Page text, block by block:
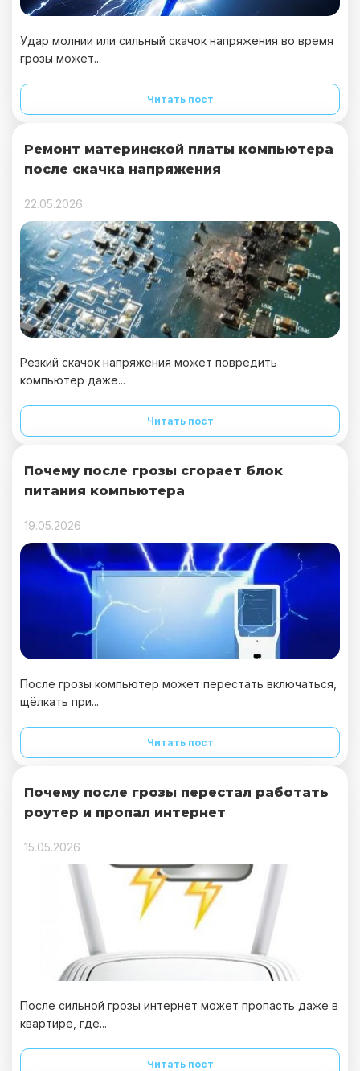
Удар молнии или сильный скачок напряжения во время
грозы может...
Читать пост
Ремонт материнской платы компьютера
после скачка напряжения
22.05.2026
Резкий скачок напряжения может повредить
компьютер даже...
Читать пост
Почему после грозы сгорает блок
питания компьютера
19.05.2026
После грозы компьютер может перестать включаться,
щёлкать при...
Читать пост
Почему после грозы перестал работать
роутер и пропал интернет
15.05.2026
После сильной грозы интернет может пропасть даже в
квартире, где...
Читать пост